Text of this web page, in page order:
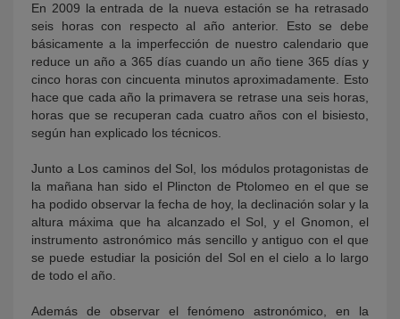
En 2009 la entrada de la nueva estación se ha retrasado
seis horas con respecto al año anterior. Esto se debe
básicamente a la imperfección de nuestro calendario que
reduce un año a 365 días cuando un año tiene 365 días y
cinco horas con cincuenta minutos aproximadamente. Esto
hace que cada año la primavera se retrase una seis horas,
horas que se recuperan cada cuatro años con el bisiesto,
según han explicado los técnicos.
Junto a Los caminos del Sol, los módulos protagonistas de
la mañana han sido el Plincton de Ptolomeo en el que se
ha podido observar la fecha de hoy, la declinación solar y la
altura máxima que ha alcanzado el Sol, y el Gnomon, el
instrumento astronómico más sencillo y antiguo con el que
se puede estudiar la posición del Sol en el cielo a lo largo
de todo el año.
Además de observar el fenómeno astronómico, en la